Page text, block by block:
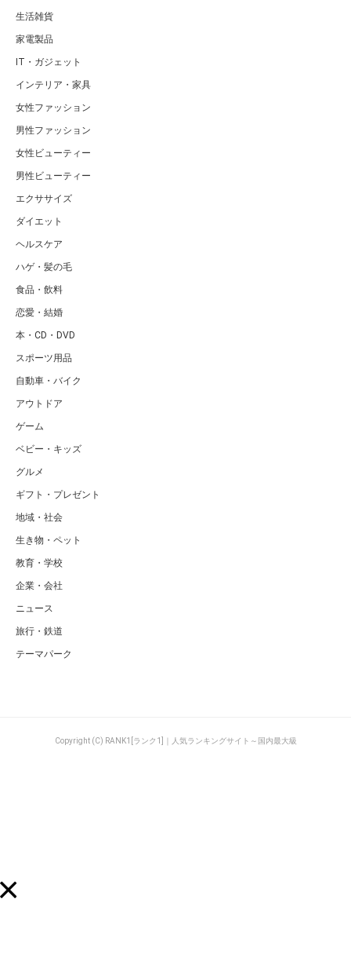
生活雑貨
家電製品
IT・ガジェット
インテリア・家具
女性ファッション
男性ファッション
女性ビューティー
男性ビューティー
エクササイズ
ダイエット
ヘルスケア
ハゲ・髪の毛
食品・飲料
恋愛・結婚
本・CD・DVD
スポーツ用品
自動車・バイク
アウトドア
ゲーム
ベビー・キッズ
グルメ
ギフト・プレゼント
地域・社会
生き物・ペット
教育・学校
企業・会社
ニュース
旅行・鉄道
テーマパーク
Copyright (C) RANK1[ランク1]｜人気ランキングサイト～国内最大級